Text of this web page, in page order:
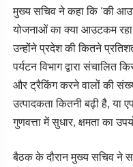
मुख्य सचिव ने कहा कि ‘की
योजनाओं का क्या आउटकम
उन्होंने प्रदेश की कितने
पर्यटन विभाग द्वारा संचालित
और ट्रैकिंग करने वालों की
उत्पादकता कितनी बढ़ी है, या
गुणवत्ता में सुधार, क्षमता का
बैठक के दौरान मुख्य सचिव ने